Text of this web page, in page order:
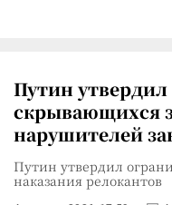
Путин
скрывающихся
нарушителей
Путин утвердил
наказания релокантов